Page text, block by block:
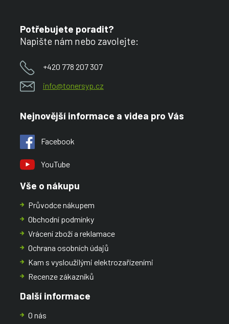
Potřebujete poradit?
Napište nám nebo zavolejte:
+420 778 207 307
info@tonersyp.cz
Nejnovější informace a videa pro Vás
Facebook
YouTube
Vše o nákupu
Průvodce nákupem
Obchodní podmínky
Vrácení zboží a reklamace
Ochrana osobních údajů
Kam s vysloužilými elektrozařízeními
Recenze zákazníků
Další informace
O nás